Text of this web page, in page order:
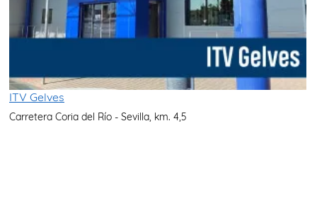
ITV Gelves
Carretera Coria del Río - Sevilla, km. 4,5